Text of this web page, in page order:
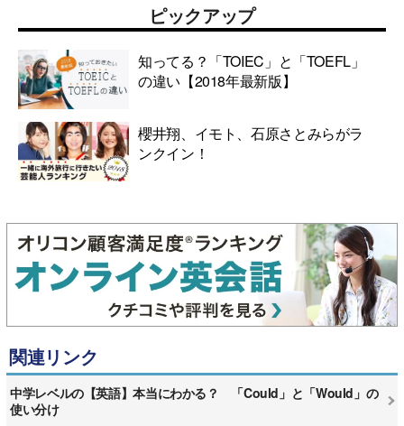
ピックアップ
知ってる？「TOIEC」と「TOEFL」
の違い【2018年最新版】
櫻井翔、イモト、石原さとみらがラ
ンクイン！
関連リンク
中学レベルの【英語】本当にわかる？ 「Could」と「Would」の
使い分け